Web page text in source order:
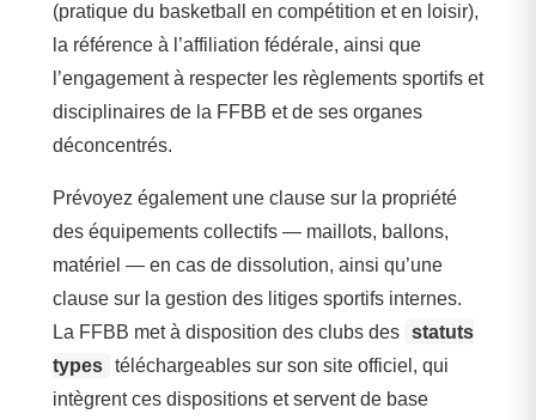
(pratique du basketball en compétition et en loisir),
la référence à l’affiliation fédérale, ainsi que
l’engagement à respecter les règlements sportifs et
disciplinaires de la FFBB et de ses organes
déconcentrés.
Prévoyez également une clause sur la propriété
des équipements collectifs — maillots, ballons,
matériel — en cas de dissolution, ainsi qu’une
clause sur la gestion des litiges sportifs internes.
La FFBB met à disposition des clubs des statuts
types téléchargeables sur son site officiel, qui
intègrent ces dispositions et servent de base